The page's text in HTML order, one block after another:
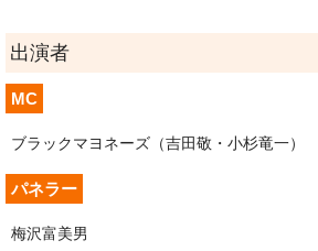
出演者
MC
ブラックマヨネーズ（吉田敬・小杉竜一）
パネラー
梅沢富美男